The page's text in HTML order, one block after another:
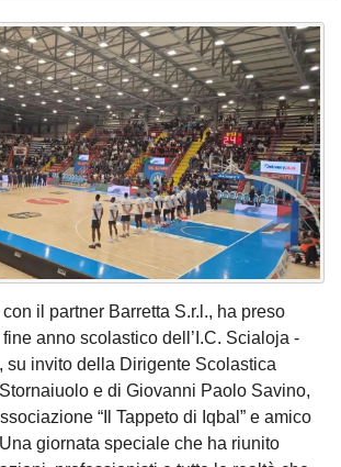
il partner Barretta S.r.l., ha preso
anno scolastico dell’I.C. Scialoja -
su invito della Dirigente Scolastica
e di Giovanni Paolo Savino,
“Il Tappeto di Iqbal” e amico
giornata speciale che ha riunito